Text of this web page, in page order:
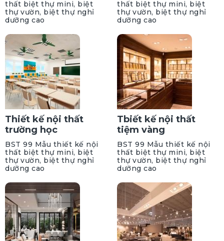
thất biệt thự mini, biệt
thự vườn, biệt thự nghỉ
dưỡng cao
thất biệt thự mini, biệt
thự vườn, biệt thự nghỉ
dưỡng cao
Thiết kế nội thất
trường học
BST 99 Mẫu thiết kế nội
thất biệt thự mini, biệt
thự vườn, biệt thự nghỉ
dưỡng cao
Tbiết kế nội thất
tiệm vàng
BST 99 Mẫu thiết kế nội
thất biệt thự mini, biệt
thự vườn, biệt thự nghỉ
dưỡng cao